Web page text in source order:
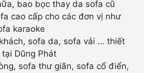
bao bọc thay da sofa cũ
cao cấp cho các đơn vị như
karaoke
sofa da, sofa vải … thiết
Dũng Phát
sofa thư giãn, sofa cổ điển,